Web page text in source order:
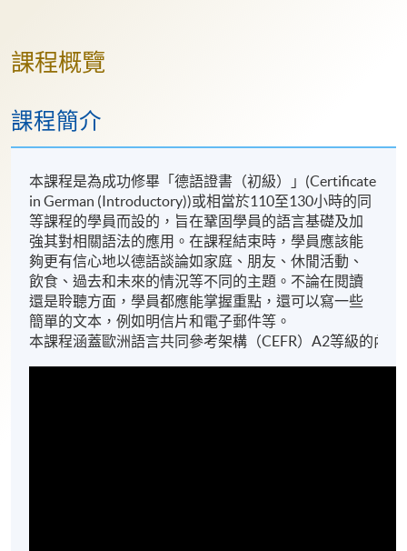
課程概覽
課程簡介
本課程是為成功修畢「德語證書（初級）」(Certificate
in German (Introductory))或相當於110至130小時的同
等課程的學員而設的，旨在鞏固學員的語言基礎及加
強其對相關語法的應用。在課程結束時，學員應該能
夠更有信心地以德語談論如家庭、朋友、休閒活動、
飲食、過去和未來的情況等不同的主題。不論在閱讀
還是聆聽方面，學員都應能掌握重點，還可以寫一些
簡單的文本，例如明信片和電子郵件等。
本課程涵蓋歐洲語言共同參考架構（CEFR）A2等級的內容